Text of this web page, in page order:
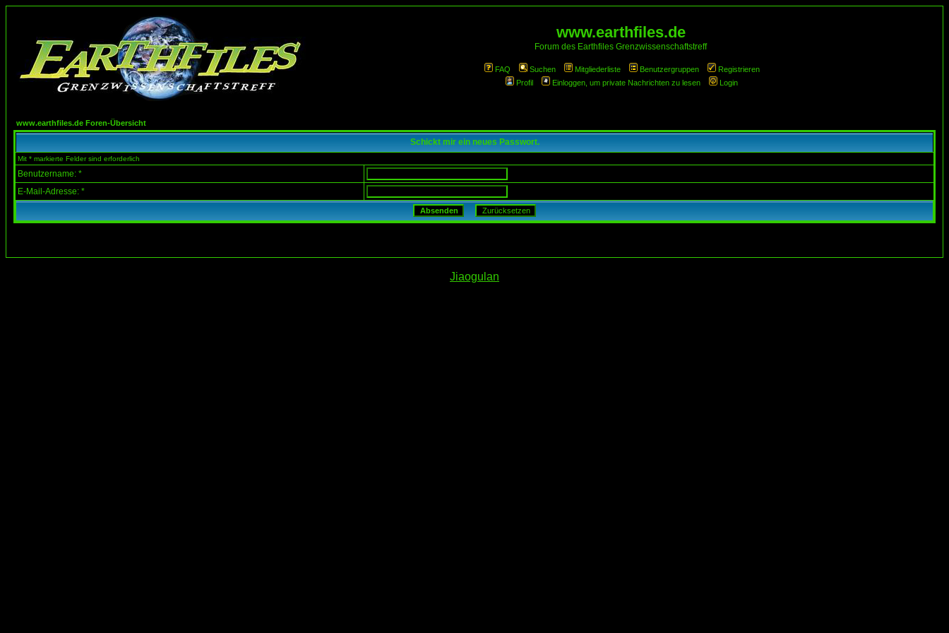
www.earthfiles.de
Forum des Earthfiles Grenzwissenschaftstreff
FAQ Suchen Mitgliederliste Benutzergruppen
Registrieren
Profil
Einloggen, um private Nachrichten zu lesen Login
www.earthfiles.de Foren-Übersicht
Schickt mir ein neues Passwort.
Mit * markierte Felder sind erforderlich
Benutzername: *
E-Mail-Adresse: *
Jiaogulan